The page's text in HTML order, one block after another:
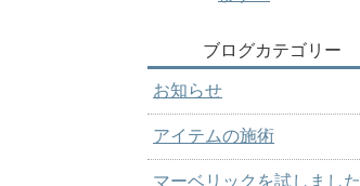
ブログカテゴリー
お知らせ
アイテムの施術
マーベリックを試しました